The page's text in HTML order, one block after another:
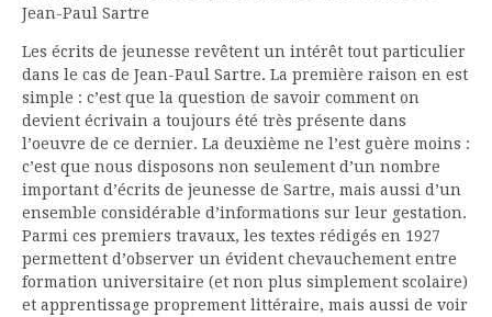
Jean-Paul Sartre
Les écrits de jeunesse revêtent un intérêt tout particulier
dans le cas de Jean-Paul Sartre. La première raison en est
simple : c’est que la question de savoir comment on
devient écrivain a toujours été très présente dans
l’oeuvre de ce dernier. La deuxième ne l’est guère moins :
c’est que nous disposons non seulement d’un nombre
important d’écrits de jeunesse de Sartre, mais aussi d’un
ensemble considérable d’informations sur leur gestation.
Parmi ces premiers travaux, les textes rédigés en 1927
permettent d’observer un évident chevauchement entre
formation universitaire (et non plus simplement scolaire)
et apprentissage proprement littéraire, mais aussi de voir